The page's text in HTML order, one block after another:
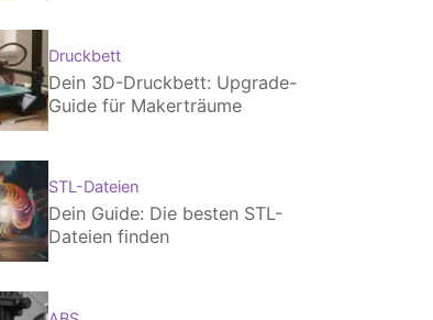
Druckbett
Dein 3D-Druckbett: Upgrade-
Guide für Makerträume
STL-Dateien
Dein Guide: Die besten STL-
Dateien finden